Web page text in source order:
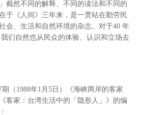
截然不同的解释、不同的读法和不同的
于《人间》三年来，是一贯站在勤劳民
会、生活和自然环境的杂志。对于40 年
们自然也从民众的体验、认识和立场去
（1988年1月5日）《海峡两岸的客家
客家：台湾生活中的「隐形人」》的编